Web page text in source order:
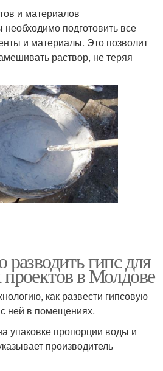
и материалов
подготовить все
и материалы. Это позволит
раствор, не теряя
гипс для
в Молдове
как развести гипсовую
с ней в помещениях.
упаковке пропорции воды и
производитель